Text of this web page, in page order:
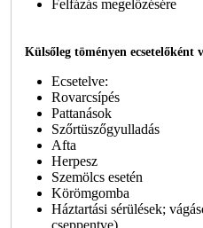
Felfázás megelőzésére
Külsőleg töményen ecsetelőként
Ecsetelve:
Rovarcsípés
Pattanások
Szőrtüszőgyulladás
Afta
Herpesz
Szemölcs esetén
Körömgomba
Háztartási sérülések;
cseppentve)